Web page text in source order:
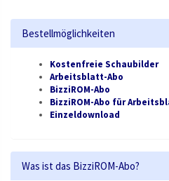
Bestellmöglichkeiten
Kostenfreie Schaubilder
Arbeitsblatt-Abo
BizziROM-Abo
BizziROM-Abo für
Einzeldownload
Was ist das BizziROM-Abo?